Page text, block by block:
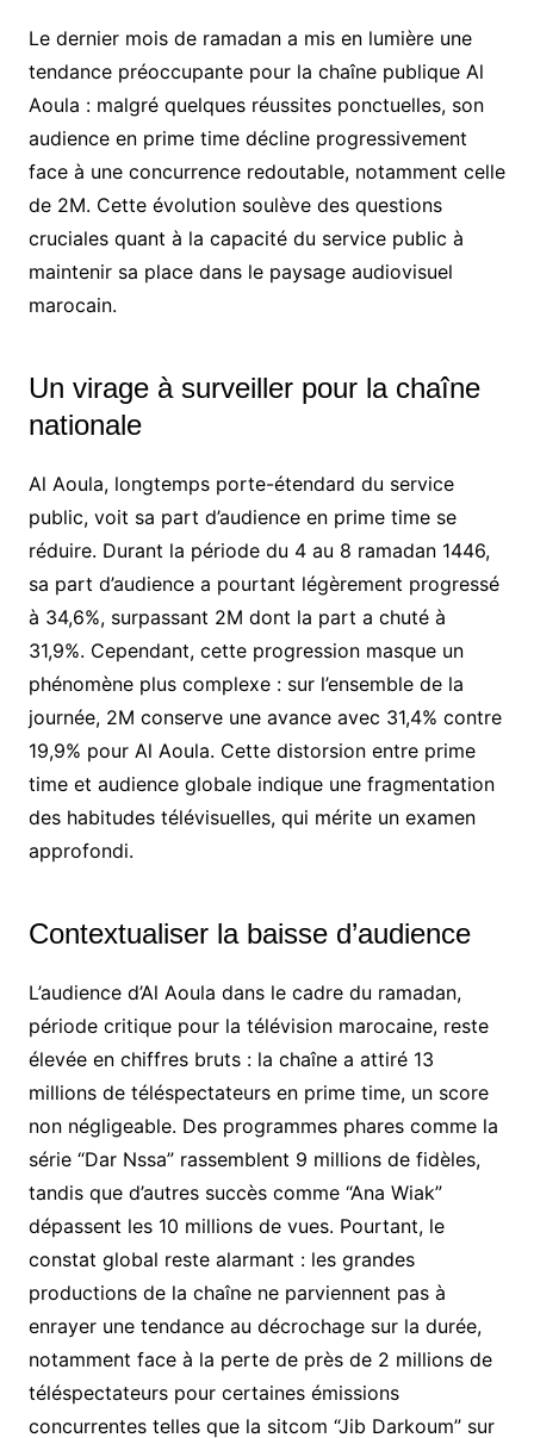
Le dernier mois de ramadan a mis en lumière une
tendance préoccupante pour la chaîne publique Al
Aoula : malgré quelques réussites ponctuelles, son
audience en prime time décline progressivement
face à une concurrence redoutable, notamment celle
de 2M. Cette évolution soulève des questions
cruciales quant à la capacité du service public à
maintenir sa place dans le paysage audiovisuel
marocain.
Un virage à surveiller pour la chaîne
nationale
Al Aoula, longtemps porte-étendard du service
public, voit sa part d’audience en prime time se
réduire. Durant la période du 4 au 8 ramadan 1446,
sa part d’audience a pourtant légèrement progressé
à 34,6%, surpassant 2M dont la part a chuté à
31,9%. Cependant, cette progression masque un
phénomène plus complexe : sur l’ensemble de la
journée, 2M conserve une avance avec 31,4% contre
19,9% pour Al Aoula. Cette distorsion entre prime
time et audience globale indique une fragmentation
des habitudes télévisuelles, qui mérite un examen
approfondi.
Contextualiser la baisse d’audience
L’audience d’Al Aoula dans le cadre du ramadan,
période critique pour la télévision marocaine, reste
élevée en chiffres bruts : la chaîne a attiré 13
millions de téléspectateurs en prime time, un score
non négligeable. Des programmes phares comme la
série “Dar Nssa” rassemblent 9 millions de fidèles,
tandis que d’autres succès comme “Ana Wiak”
dépassent les 10 millions de vues. Pourtant, le
constat global reste alarmant : les grandes
productions de la chaîne ne parviennent pas à
enrayer une tendance au décrochage sur la durée,
notamment face à la perte de près de 2 millions de
téléspectateurs pour certaines émissions
concurrentes telles que la sitcom “Jib Darkoum” sur